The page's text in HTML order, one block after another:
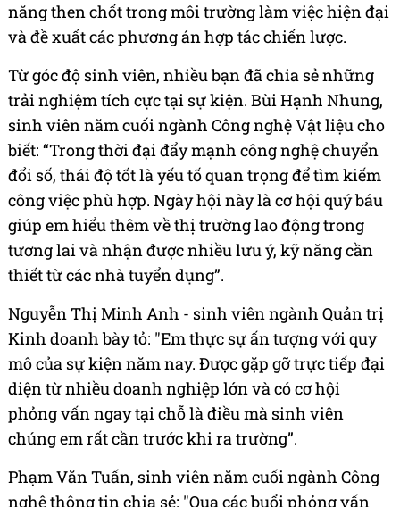
năng then chốt trong môi trường làm việc hiện đại
và đề xuất các phương án hợp tác chiến lược.
Từ góc độ sinh viên, nhiều bạn đã chia sẻ những
trải nghiệm tích cực tại sự kiện. Bùi Hạnh Nhung,
sinh viên năm cuối ngành Công nghệ Vật liệu cho
biết: “Trong thời đại đẩy mạnh công nghệ chuyển
đổi số, thái độ tốt là yếu tố quan trọng để tìm kiếm
công việc phù hợp. Ngày hội này là cơ hội quý báu
giúp em hiểu thêm về thị trường lao động trong
tương lai và nhận được nhiều lưu ý, kỹ năng cần
thiết từ các nhà tuyển dụng”.
Nguyễn Thị Minh Anh - sinh viên ngành Quản trị
Kinh doanh bày tỏ: "Em thực sự ấn tượng với quy
mô của sự kiện năm nay. Được gặp gỡ trực tiếp đại
diện từ nhiều doanh nghiệp lớn và có cơ hội
phỏng vấn ngay tại chỗ là điều mà sinh viên
chúng em rất cần trước khi ra trường”.
Phạm Văn Tuấn, sinh viên năm cuối ngành Công
nghệ thông tin chia sẻ: "Qua các buổi phỏng vấn